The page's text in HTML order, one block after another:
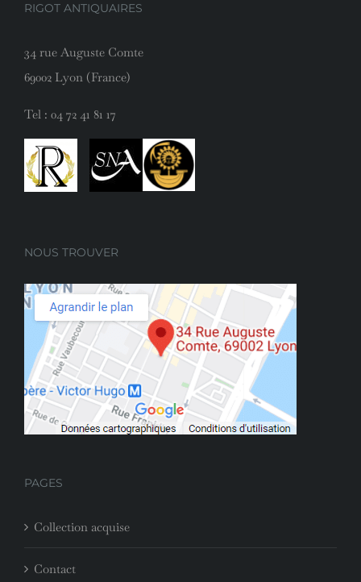
RIGOT ANTIQUAIRES
34 rue Auguste Comte
69002 Lyon (France)
Tel : 04 72 41 81 17
NOUS TROUVER
PAGES
Collection acquise
Contact